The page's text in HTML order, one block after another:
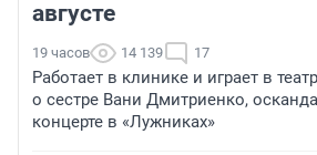
августе
19 часов 14 139 17
Работает в клинике и играет в
о сестре Вани Дмитриенко,
концерте в «Лужниках»